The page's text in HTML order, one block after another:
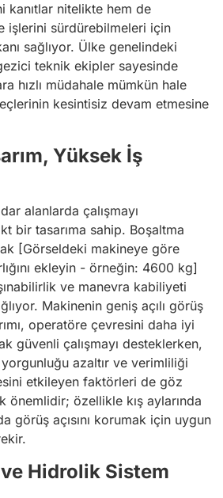
kanıtlar nitelikte hem de
işlerini sürdürebilmeleri için
sağlıyor. Ülke genelindeki
teknik ekipler sayesinde
hızlı müdahale mümkün hale
kesintisiz devam etmesine
Yüksek İş
alanlarda çalışmayı
bir tasarıma sahip. Boşaltma
[Görseldeki makineye göre
ekleyin - örneğin: 4600 kg]
ve manevra kabiliyeti
Makinenin geniş açılı görüş
operatöre çevresini daha iyi
güvenli çalışmayı desteklerken,
azaltır ve verimliliği
etkileyen faktörleri de göz
önemlidir; özellikle kış aylarında
görüş açısını korumak için uygun
Hidrolik Sistem